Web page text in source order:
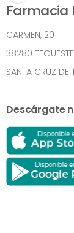
Farmacia
CARMEN, 20
38280 TEGUESTE
SANTA CRUZ DE
Descárgate